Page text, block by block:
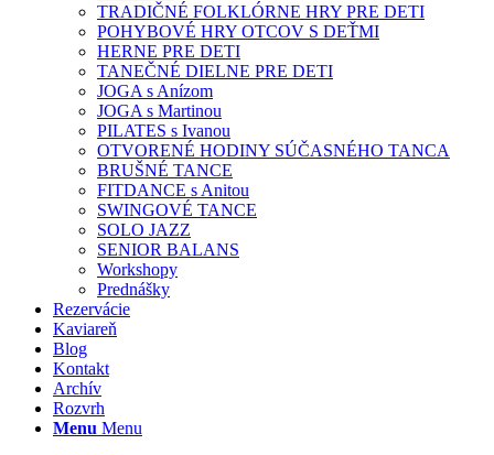
TRADIČNÉ FOLKLÓRNE HRY PRE DETI
POHYBOVÉ HRY OTCOV S DEŤMI
HERNE PRE DETI
TANEČNÉ DIELNE PRE DETI
JOGA s Anízom
JOGA s Martinou
PILATES s Ivanou
OTVORENÉ HODINY SÚČASNÉHO TANCA
BRUŠNÉ TANCE
FITDANCE s Anitou
SWINGOVÉ TANCE
SOLO JAZZ
SENIOR BALANS
Workshopy
Prednášky
Rezervácie
Kaviareň
Blog
Kontakt
Archív
Rozvrh
Menu Menu